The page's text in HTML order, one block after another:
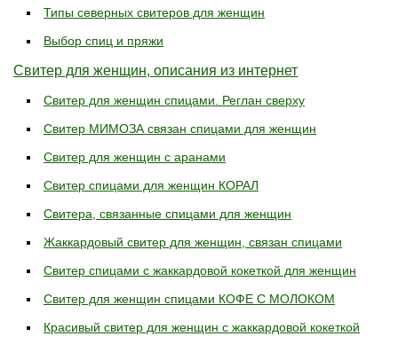
Типы северных свитеров для женщин
Выбор спиц и пряжи
Свитер для женщин, описания из интернет
Свитер для женщин спицами. Реглан сверху
Свитер МИМОЗА связан спицами для женщин
Свитер для женщин с аранами
Свитер спицами для женщин КОРАЛ
Свитера, связанные спицами для женщин
Жаккардовый свитер для женщин, связан спицами
Свитер спицами с жаккардовой кокеткой для женщин
Свитер для женщин спицами КОФЕ С МОЛОКОМ
Красивый свитер для женщин с жаккардовой кокеткой